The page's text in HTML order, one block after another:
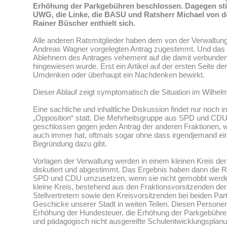
Erhöhung der Parkgebühren beschlossen. Dagegen
UWG, die Linke, die BASU und Ratsherr Michael von
Rainer Büscher enthielt sich.
Alle anderen Ratsmitglieder haben dem von der
Andreas Wagner vorgelegten Antrag zugestimmt. Und
Ablehnern des Antrages vehement auf die damit
hingewiesen wurde. Erst ein Artikel auf der ersten Seite
Umdenken oder überhaupt ein Nachdenken bewirkt.
Dieser Ablauf zeigt symptomatisch die Situation im
Eine sachliche und inhaltliche Diskussion findet nur noch
„Opposition“ statt. Die Mehrheitsgruppe aus SPD und
geschlossen gegen jeden Antrag der anderen Fraktionen,
auch immer hat, oftmals sogar ohne dass irgendjemand
Begründung dazu gibt.
Vorlagen der Verwaltung werden in einem kleinen Kreis
diskutiert und abgestimmt. Das Ergebnis haben dann die
SPD und CDU umzusetzen, wenn sie nicht gemobbt
kleine Kreis, bestehend aus den Fraktionsvorsitzenden
Stellvertretern sowie den Kreisvorsitzenden bei beiden
Geschicke unserer Stadt in weiten Teilen. Diesen
Erhöhung der Hundesteuer, die Erhöhung der
und pädagogisch nicht ausgereifte